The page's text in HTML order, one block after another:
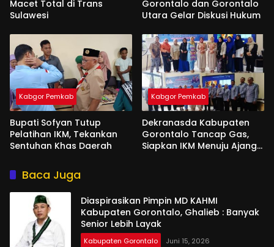
Macet Total di Trans
Sulawesi
Gorontalo dan Gorontalo
Utara Gelar Diskusi Hukum
Kabgor Pemkab
Bupati Sofyan Tutup
Pelatihan IKM, Tekankan
Sentuhan Khas Daerah
Kabgor Pemkab
Dekranasda Kabupaten
Gorontalo Tancap Gas,
Siapkan IKM Menuju Ajang
Baca Juga
Diaspirasikan Pimpin MD KAHMI
Kabupaten Gorontalo, Ghalieb : Banyak
Senior Lebih Layak
Kabupaten Gorontalo Juni 15, 2026